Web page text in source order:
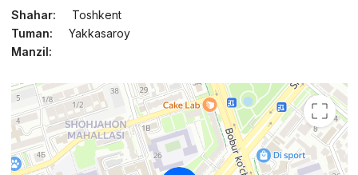
Shahar:
Toshkent
Tuman:
Yakkasaroy
Manzil: